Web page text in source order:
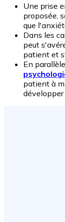
Une prise
proposée,
que
Dans les
peut
patient et
En
patient à
développer